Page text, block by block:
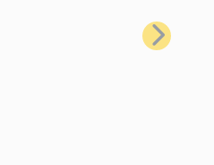
Weiter